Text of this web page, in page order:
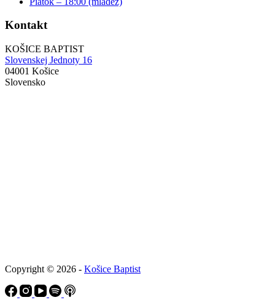
Kontakt
KOŠICE BAPTIST
Slovenskej Jednoty 16
04001 Košice
Slovensko
Copyright © 2026 - Košice Baptist